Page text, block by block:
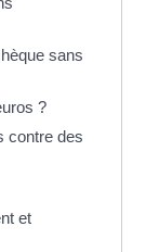
sans
?
contre des
et